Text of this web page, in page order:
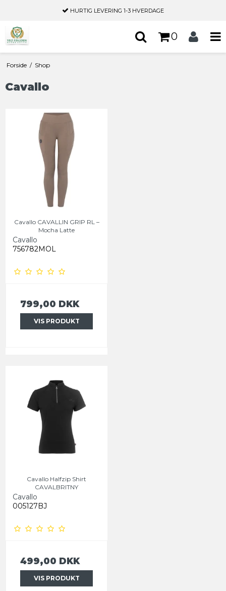
HURTIG LEVERING 1-3 HVERDAGE
0
Forside / Shop
Cavallo
Cavallo CAVALLIN GRIP RL –
Mocha Latte
Cavallo
756782MOL
799,00 DKK
VIS PRODUKT
Cavallo Halfzip Shirt
CAVALBRITNY
Cavallo
005127BJ
499,00 DKK
VIS PRODUKT